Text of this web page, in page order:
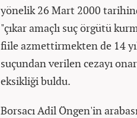
yönelik 26 Mart 2000
"çıkar amaçlı suç örgütü
fiile azmettirmekten de 14
suçundan verilen cezayı
eksikliği buldu.
Borsacı Adil Öngen'in